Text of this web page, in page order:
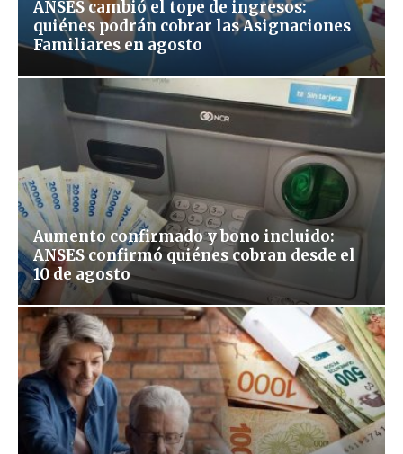
ANSES cambió el tope de ingresos:
quiénes podrán cobrar las Asignaciones
Familiares en agosto
Aumento confirmado y bono incluido:
ANSES confirmó quiénes cobran desde el
10 de agosto